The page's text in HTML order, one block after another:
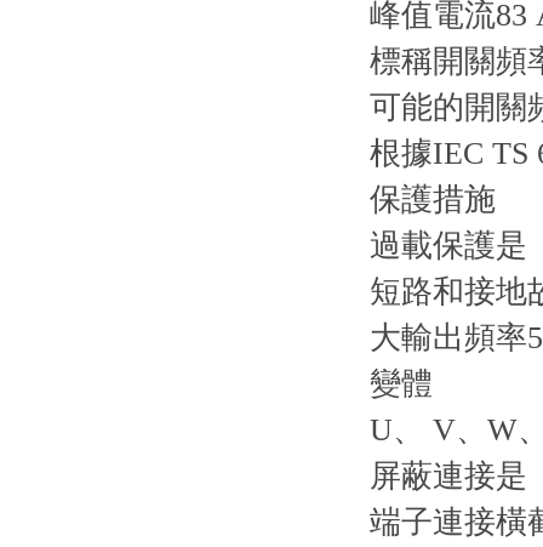
峰值電流83
標稱開關頻
可能的開關
根據IEC TS
保護措施
過載保護是
短路和接地
大輸出頻率
變體
U、 V、W
屏蔽連接是
端子連接橫